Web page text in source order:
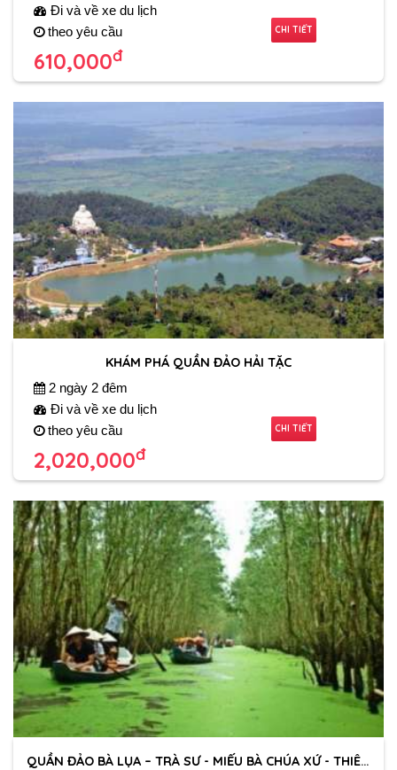
Đi và về xe du lịch
theo yêu cầu
610,000đ
CHI TIẾT
KHÁM PHÁ QUẦN ĐẢO HẢI TẶC
2 ngày 2 đêm
Đi và về xe du lịch
theo yêu cầu
2,020,000đ
CHI TIẾT
QUẦN ĐẢO BÀ LỤA – TRÀ SƯ - MIẾU BÀ CHÚA XỨ - THIÊN CẤM SƠN